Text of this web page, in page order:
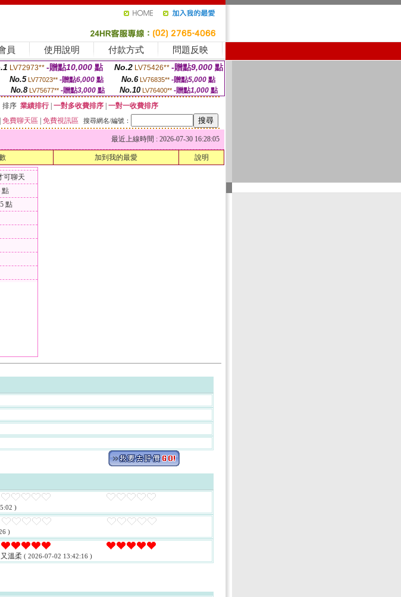
員 使用說明 付款方式 問題反映
LV72973** -贈點10,000 點 No.2 LV75426** -贈點9,000 點
No.5 LV77023** -贈點6,000點 No.6 LV76835** -贈點5,000點
No.8 LV75677** -贈點3,000點 No.10 LV76400** -贈點1,000 點
排序 業績排行| 一對多收費排序 一對一收費排序
免費聊天區 免費視訊區 搜尋網名/編號：
最近上線時間 : 2026-07-30 16:28:05
加到我的最愛 說明
可聊天
點
點
)
)
溫柔 ( 2026-07-02 13:42:16 )